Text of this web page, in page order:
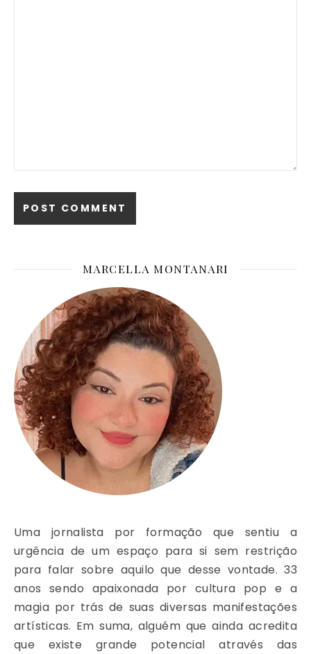
MARCELLA MONTANARI
Uma jornalista por formação que sentiu a
urgência de um espaço para si sem restrição
para falar sobre aquilo que desse vontade. 33
anos sendo apaixonada por cultura pop e a
magia por trás de suas diversas manifestações
artísticas. Em suma, alguém que ainda acredita
que existe grande potencial através das